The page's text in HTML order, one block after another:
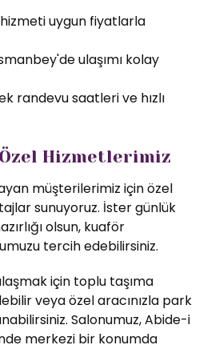
uygun fiyatlarla
ulaşımı kolay
randevu saatleri ve hızlı
Hizmetlerimiz
müşterilerimiz için özel
sunuyoruz. İster günlük
olsun, kuaför
tercih edebilirsiniz.
için toplu taşıma
veya özel aracınızla park
Salonumuz, Abide-i
merkezi bir konumda